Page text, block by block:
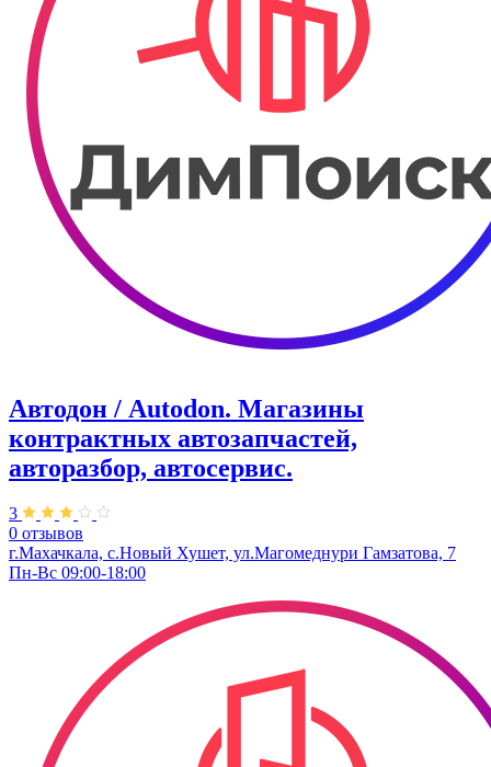
Автодон / Autodon. Магазины
контрактных автозапчастей,
авторазбор, автосервис.
3
0 отзывов
г.Махачкала, с.Новый Хушет, ул.Магомеднури Гамзатова, 7
Пн-Вс 09:00-18:00